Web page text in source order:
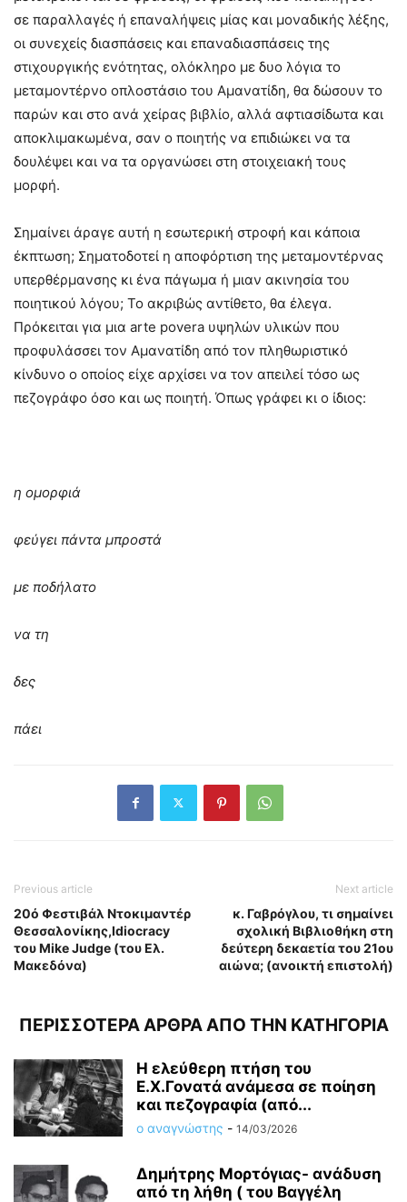
σε παραλλαγές ή επαναλήψεις μίας και μοναδικής λέξης,
οι συνεχείς διασπάσεις και επαναδιασπάσεις της
στιχουργικής ενότητας, ολόκληρο με δυο λόγια το
μεταμοντέρνο οπλοστάσιο του Αμανατίδη, θα δώσουν το
παρών και στο ανά χείρας βιβλίο, αλλά αφτιασίδωτα και
αποκλιμακωμένα, σαν ο ποιητής να επιδιώκει να τα
δουλέψει και να τα οργανώσει στη στοιχειακή τους
μορφή.
Σημαίνει άραγε αυτή η εσωτερική στροφή και κάποια
έκπτωση; Σηματοδοτεί η αποφόρτιση της μεταμοντέρνας
υπερθέρμανσης κι ένα πάγωμα ή μιαν ακινησία του
ποιητικού λόγου; Το ακριβώς αντίθετο, θα έλεγα.
Πρόκειται για μια arte povera υψηλών υλικών που
προφυλάσσει τον Αμανατίδη από τον πληθωριστικό
κίνδυνο ο οποίος είχε αρχίσει να τον απειλεί τόσο ως
πεζογράφο όσο και ως ποιητή. Όπως γράφει κι ο ίδιος:
η ομορφιά
φεύγει πάντα μπροστά
με ποδήλατο
να τη
δες
πάει
Previous article
20ό Φεστιβάλ Ντοκιμαντέρ
Θεσσαλονίκης,Idiocracy
του Mike Judge (του Ελ.
Μακεδόνα)
Next article
κ. Γαβρόγλου, τι σημαίνει
σχολική Βιβλιοθήκη στη
δεύτερη δεκαετία του 21ου
αιώνα; (ανοικτή επιστολή)
ΠΕΡΙΣΣΟΤΕΡΑ ΑΡΘΡΑ ΑΠΟ ΤΗΝ ΚΑΤΗΓΟΡΙΑ
Η ελεύθερη πτήση του
Ε.Χ.Γονατά ανάμεσα σε ποίηση
και πεζογραφία (από...
ο αναγνώστης - 14/03/2026
Δημήτρης Μορτόγιας- ανάδυση
από τη λήθη ( του Βαγγέλη